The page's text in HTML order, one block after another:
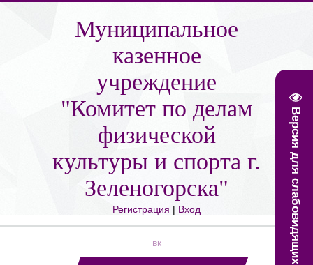
Версия для слабовидящих
Муниципальное
казенное
учреждение
"Комитет по делам
физической
культуры и спорта г.
Зеленогорска"
Регистрация | Вход
вк